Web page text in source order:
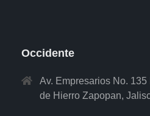
Occidente
Av. Empresarios No.
de Hierro Zapopan,